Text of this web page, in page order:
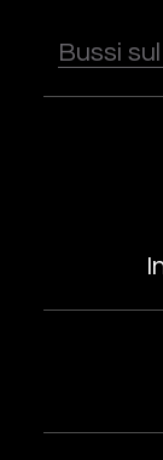
Bussi